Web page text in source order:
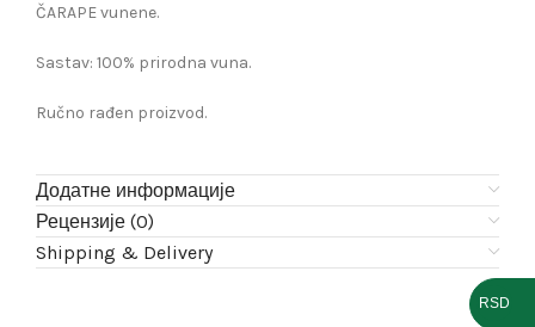
ČARAPE vunene.
Sastav: 100% prirodna vuna.
Ručno rađen proizvod.
Додатне информације
Рецензије (0)
Shipping & Delivery
RSD